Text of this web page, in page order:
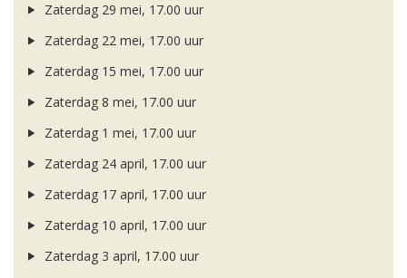
Zaterdag 29 mei, 17.00 uur
Zaterdag 22 mei, 17.00 uur
Zaterdag 15 mei, 17.00 uur
Zaterdag 8 mei, 17.00 uur
Zaterdag 1 mei, 17.00 uur
Zaterdag 24 april, 17.00 uur
Zaterdag 17 april, 17.00 uur
Zaterdag 10 april, 17.00 uur
Zaterdag 3 april, 17.00 uur